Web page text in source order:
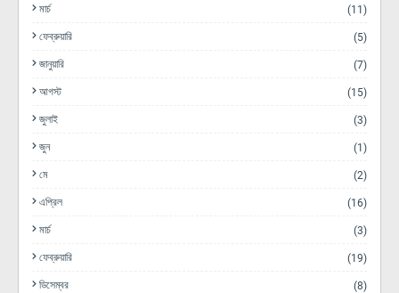
মার্চ (11)
ফেব্রুয়ারি (5)
জানুয়ারি (7)
আগস্ট (15)
জুলাই (3)
জুন (1)
মে (2)
এপ্রিল (16)
মার্চ (3)
ফেব্রুয়ারি (19)
ডিসেম্বর (8)